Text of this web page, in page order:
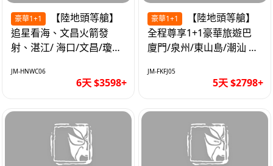
豪華1+1
追星看海、文昌火箭發
射、湛江/ 海口/文昌/瓊海/
優質6天
JM-HNWC06
6天 $3598+
豪華1+1
全程尊享1+1豪華旅遊巴
廈門/泉州/東山島/潮汕 精
JM-FKFJ05
5天 $2798+